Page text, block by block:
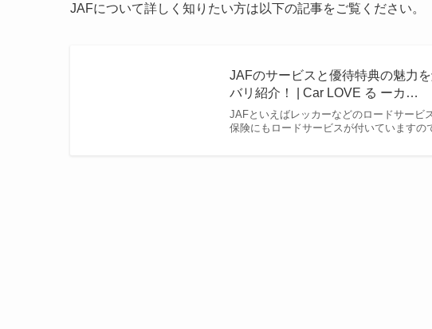
JAFについて詳しく知りたい方は以下の記事をご覧ください。
JAFのサービスと優待特典の魅力
バリ紹介！ | Car LOVE る ーカ…
JAFといえばレッカーなどのロードサービ
保険にもロードサービスが付いていますの